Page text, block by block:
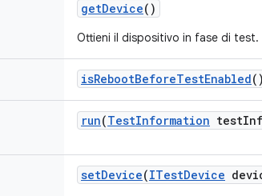
getDevice()
Ottieni il dispositivo in fase di test.
isRebootBeforeTestEnabled()
run(TestInformation test
setDevice(ITestDevice